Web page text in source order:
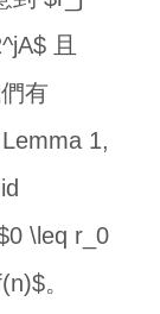
且
有
1,
\leq r_0
。